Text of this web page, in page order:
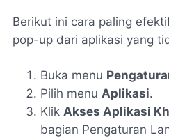
Berikut ini cara paling
pop-up dari aplikasi yang
Buka menu
Pilih menu Aplikasi.
Klik Akses Aplikasi
bagian Pengaturan